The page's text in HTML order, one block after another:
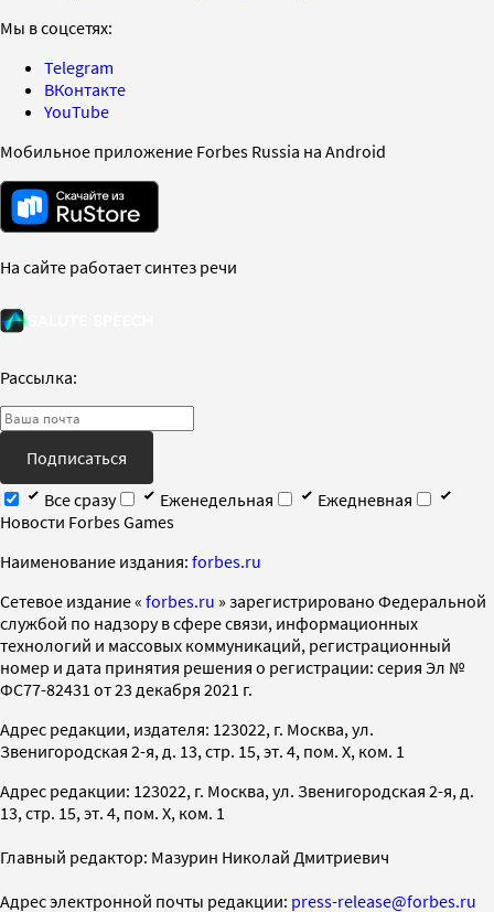
Мы в соцсетях:
Telegram
ВКонтакте
YouTube
Мобильное приложение Forbes Russia на Android
На сайте работает синтез речи
Рассылка:
Подписаться
Все сразу
Еженедельная
Ежедневная
Новости Forbes Games
Наименование издания: forbes.ru
Cетевое издание « forbes.ru » зарегистрировано Федеральной
службой по надзору в сфере связи, информационных
технологий и массовых коммуникаций, регистрационный
номер и дата принятия решения о регистрации: серия Эл №
ФС77-82431 от 23 декабря 2021 г.
Адрес редакции, издателя: 123022, г. Москва, ул.
Звенигородская 2-я, д. 13, стр. 15, эт. 4, пом. X, ком. 1
Адрес редакции: 123022, г. Москва, ул. Звенигородская 2-я, д.
13, стр. 15, эт. 4, пом. X, ком. 1
Главный редактор: Мазурин Николай Дмитриевич
Адрес электронной почты редакции: press-release@forbes.ru